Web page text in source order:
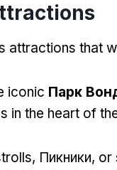
attractions that
iconic Парк
in the heart of
, Пикники, or